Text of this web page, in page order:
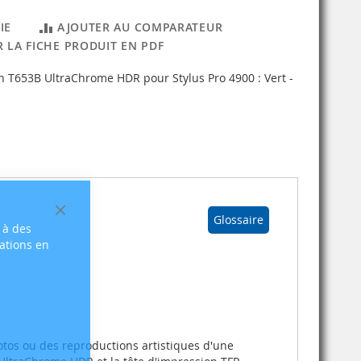
Fermer
des
en
AJOUTER AU COMPARATEUR
LA FICHE PRODUIT EN PDF
UltraChrome HDR pour Stylus Pro 4900 : Vert -
Glossaire
ou des reproductions artistiques d'une